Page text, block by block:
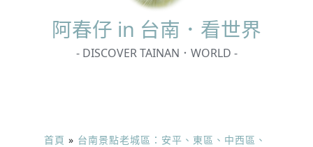
阿春仔 in 台南．看世界
- DISCOVER TAINAN．WORLD -
首頁 » 台南景點老城區：安平、東區、中西區、